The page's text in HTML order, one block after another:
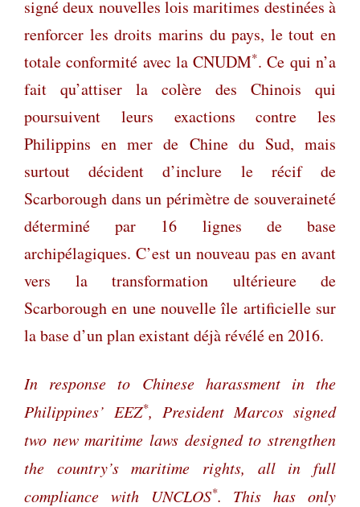
signé deux nouvelles lois maritimes destinées à
renforcer les droits marins du pays, le tout en
totale conformité avec la CNUDM*. Ce qui n’a
fait qu’attiser la colère des Chinois qui
poursuivent leurs exactions contre les
Philippins en mer de Chine du Sud, mais
surtout décident d’inclure le récif de
Scarborough dans un périmètre de souveraineté
déterminé par 16 lignes de base
archipélagiques. C’est un nouveau pas en avant
vers la transformation ultérieure de
Scarborough en une nouvelle île artificielle sur
la base d’un plan existant déjà révélé en 2016.
In response to Chinese harassment in the
Philippines’ EEZ*, President Marcos signed
two new maritime laws designed to strengthen
the country’s maritime rights, all in full
compliance with UNCLOS*. This has only